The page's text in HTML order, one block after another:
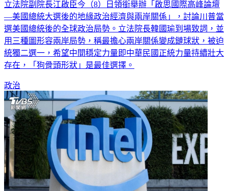
立法院副院長江啟臣今（8）日領銜舉辦「啟思國際高峰論壇
—美國總統大選後的地緣政治經濟與兩岸關係」，討論川普當
選美國總統後的全球政治局勢。立法院長韓國瑜到場致詞，並
用三種圖形容兩岸局勢，稱最擔心兩岸關係變成鏈球狀，被迫
統獨二選一，希望中間穩定力量即中華民國正統力量持續壯大
政治